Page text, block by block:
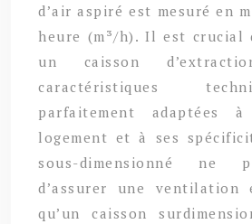
d’air aspiré est mesuré en
heure (m³/h). Il est crucial
un caisson
caractéristiques
parfaitement
logement et à ses
sous-dimensionné ne
d’assurer une ventilation
qu’un caisson